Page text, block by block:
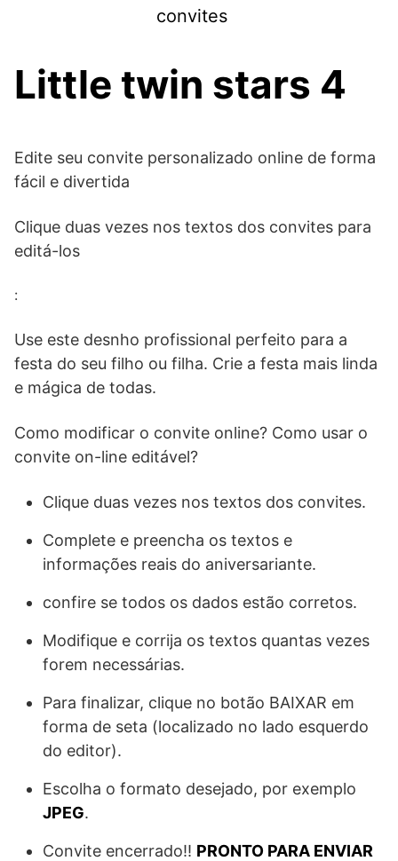
convites
Little twin stars 4
Edite seu convite personalizado online de forma
fácil e divertida
Clique duas vezes nos textos dos convites para
editá-los
:
Use este desnho profissional perfeito para a
festa do seu filho ou filha. Crie a festa mais linda
e mágica de todas.
Como modificar o convite online? Como usar o
convite on-line editável?
Clique duas vezes nos textos dos convites.
Complete e preencha os textos e
informações reais do aniversariante.
confire se todos os dados estão corretos.
Modifique e corrija os textos quantas vezes
forem necessárias.
Para finalizar, clique no botão BAIXAR em
forma de seta (localizado no lado esquerdo
do editor).
Escolha o formato desejado, por exemplo
JPEG.
Convite encerrado!! PRONTO PARA ENVIAR